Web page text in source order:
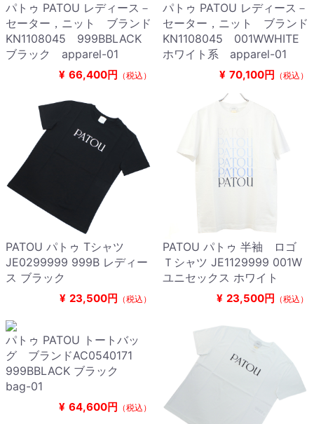
パトゥ PATOU レディース－
セーター，ニット ブランド
KN1108045 999BBLACK
ブラック apparel-01
¥ 66,400円 （税込）
パトゥ PATOU レディース－
セーター，ニット ブランド
KN1108045 001WWHITE
ホワイト系 apparel-01
¥ 70,100円 （税込）
PATOU パトゥ Tシャツ
JE0299999 999B レディー
ス ブラック
¥ 23,500円 （税込）
PATOU パトゥ 半袖 ロゴ
Ｔシャツ JE1129999 001W
ユニセックス ホワイト
¥ 23,500円 （税込）
パトゥ PATOU トートバッ
グ ブランドAC0540171
999BBLACK ブラック
bag-01
¥ 64,600円 （税込）